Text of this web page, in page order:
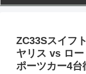
ZC33Sスイフ
ヤリス vs ロ
ポーツカー4台